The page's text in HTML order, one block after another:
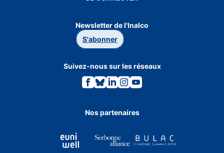
Newsletter de l'Inalco
S'abonner
Suivez-nous sur les réseaux
Lien
vers
Facebook.
Lien
vers
Bluesky.
Lien
vers
Linkedin.
Lien
vers
Instagram.
Lien
vers
Youtube.
Nos partenaires